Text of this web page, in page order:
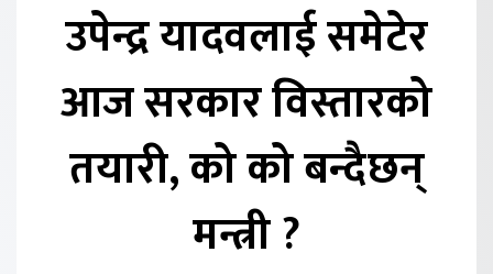
उपेन्द्र यादवलाई समेटेर
आज सरकार विस्तारको
तयारी, को को बन्दैछन्
मन्त्री ?